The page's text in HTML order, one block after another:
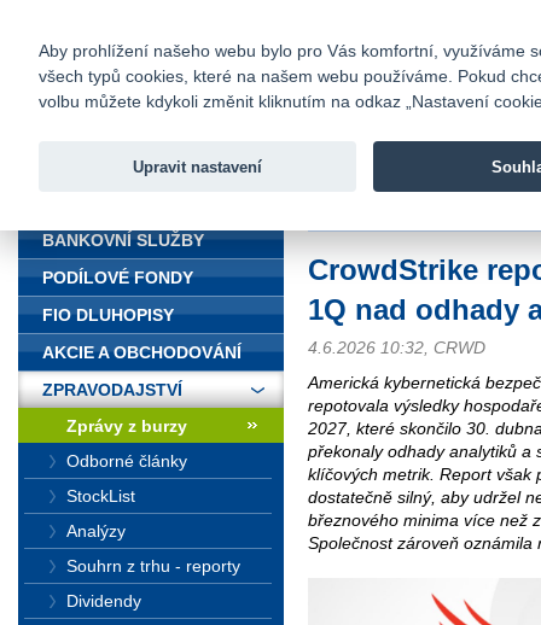
Fio banka
Fio banka
CrowdStrike
1Q nad odhady
4.6.2026 10:32, CRWD
Americká kybernetická
repotovala výsledky
2027, které skončilo 30.
překonaly odhady analytiků a
klíčových metrik. Report však
dostatečně silný, aby udržel
březnového minima více než
Společnost zároveň
BANKOVNÍ SLUŽBY
PODÍLOVÉ FONDY
FIO DLUHOPISY
AKCIE A OBCHODOVÁNÍ
ZPRAVODAJSTVÍ
Zprávy z burzy
Odborné články
StockList
Analýzy
Souhrn z trhu - reporty
Dividendy
Aby prohlížení našeho webu bylo pro Vás komfortní, využíváme
všech typů cookies, které na našem webu používáme. Pokud
volbu můžete kdykoli změnit kliknutím na odkaz „Nastavení
Upravit nastavení